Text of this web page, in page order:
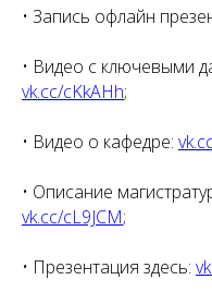
• Запись офлайн
• Видео с ключевыми
vk.cc/cKkAHh;
• Видео о кафедре:
• Описание
vk.cc/cL9JCM;
• Презентация здесь: